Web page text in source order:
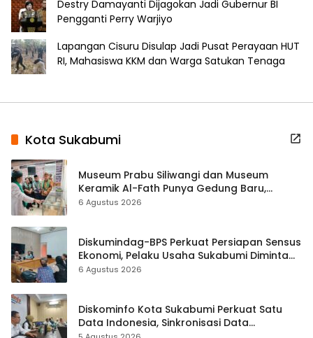
Destry Damayanti Dijagokan Jadi Gubernur BI
Pengganti Perry Warjiyo
Lapangan Cisuru Disulap Jadi Pusat Perayaan HUT
RI, Mahasiswa KKM dan Warga Satukan Tenaga
Kota Sukabumi
Museum Prabu Siliwangi dan Museum
Keramik Al-Fath Punya Gedung Baru,
Hampir 500 Koleksi Dipisahkan
6 Agustus 2026
Diskumindag-BPS Perkuat Persiapan Sensus
Ekonomi, Pelaku Usaha Sukabumi Diminta
Terbuka Beri Data
6 Agustus 2026
Diskominfo Kota Sukabumi Perkuat Satu
Data Indonesia, Sinkronisasi Data